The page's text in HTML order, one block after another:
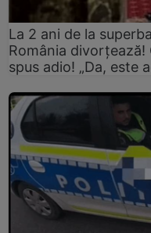
La 2 ani de la
România divorțează!
spus adio! „Da, este